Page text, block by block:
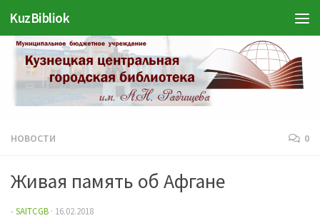
Перейти к содержимому
KuzBibliok
НОВОСТИ 0
Живая память об Афгане
-SAITCGB · 16.02.2018